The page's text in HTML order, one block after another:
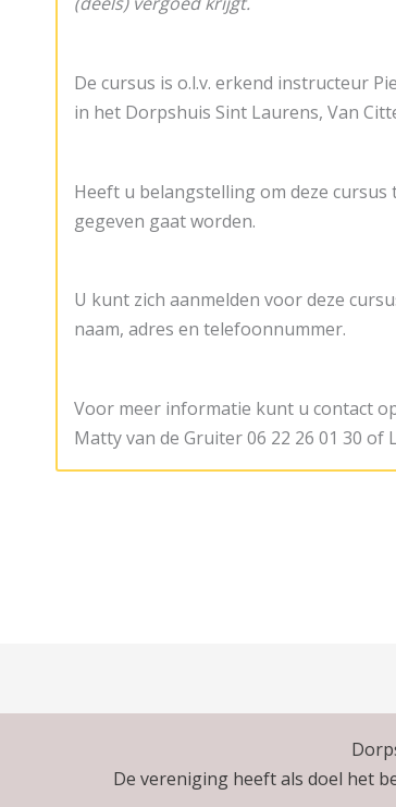
De cursus is o.l.v. erkend instructeur
in het Dorpshuis Sint Laurens, Van
Heeft u belangstelling om deze
gegeven gaat worden.
U kunt zich aanmelden voor deze
naam, adres en telefoonnummer.
Voor meer informatie kunt u contact
Matty van de Gruiter 06 22 26 01 30 of
De vereniging heeft als doel het